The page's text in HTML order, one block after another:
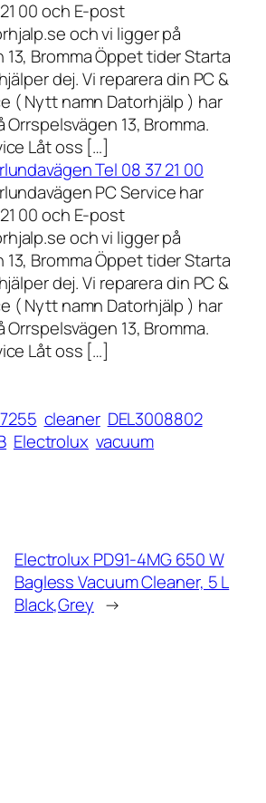
00 och E-post
och vi ligger på
Bromma Öppet tider Starta
dej. Vi reparera din PC &
( Nytt namn Datorhjälp ) har
Orrspelsvägen 13, Bromma.
Låt oss […]
Tel 08 37 21 00
PC Service har
00 och E-post
och vi ligger på
Bromma Öppet tider Starta
dej. Vi reparera din PC &
( Nytt namn Datorhjälp ) har
Orrspelsvägen 13, Bromma.
Låt oss […]
cleaner DEL3008802
Electrolux vacuum
Electrolux PD91-4MG 650 W
Bagless Vacuum Cleaner, 5 L
Black,Grey →